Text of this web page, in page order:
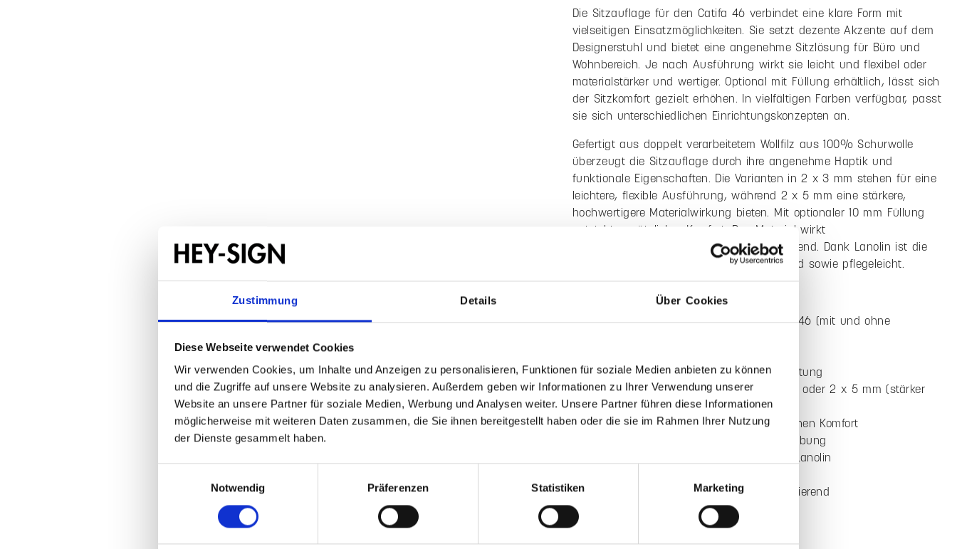
Zustimmung Details Über Cookies
Diese Webseite verwendet Cookies
Wir verwenden Cookies, um Inhalte und Anzeigen zu personalisieren, Funktionen für soziale Medien anbieten zu können
und die Zugriffe auf unsere Website zu analysieren. Außerdem geben wir Informationen zu Ihrer Verwendung unserer
Website an unsere Partner für soziale Medien, Werbung und Analysen weiter. Unsere Partner führen diese Informationen
möglicherweise mit weiteren Daten zusammen, die Sie ihnen bereitgestellt haben oder die sie im Rahmen Ihrer Nutzung
der Dienste gesammelt haben.
Notwendig
Präferenzen Statistiken Marketing
Produkt Anzahl: Gib den gewünschten Wert ein oder benutze die
In den Warenkorb
Zum Merkzettel hinzufügen
Produktnummer: Filzstärke: Design:
Beschreibung Eigenschaften Farbe & Pflege
Produktinformationen "Sitzauflage für Catifa 46"
Die Sitzauflage für den Catifa 46 verbindet eine klare Form mit
vielseitigen Einsatzmöglichkeiten. Sie setzt dezente Akzente auf dem
Designerstuhl und bietet eine angenehme Sitzlösung für Büro und
materialstärker und wertiger. Optional mit Füllung erhältlich, lässt sich
der Sitzkomfort gezielt erhöhen. In vielfältigen Farben verfügbar, passt
Gefertigt aus doppelt verarbeitetem Wollfilz aus 100% Schurwolle
überzeugt die Sitzauflage durch ihre angenehme Haptik und
funktionale Eigenschaften. Die Varianten in 2 x 3 mm stehen für eine
leichtere, flexible Ausführung, während 2 x 5 mm eine stärkere,
hochwertigere Materialwirkung bieten. Mit optionaler 10 mm Füllung
entsteht zusätzlicher Komfort. Das Material wirkt
Oberfläche schmutz- und wasserabweisend sowie pflegeleicht.
Produktvorteile auf einen Blick